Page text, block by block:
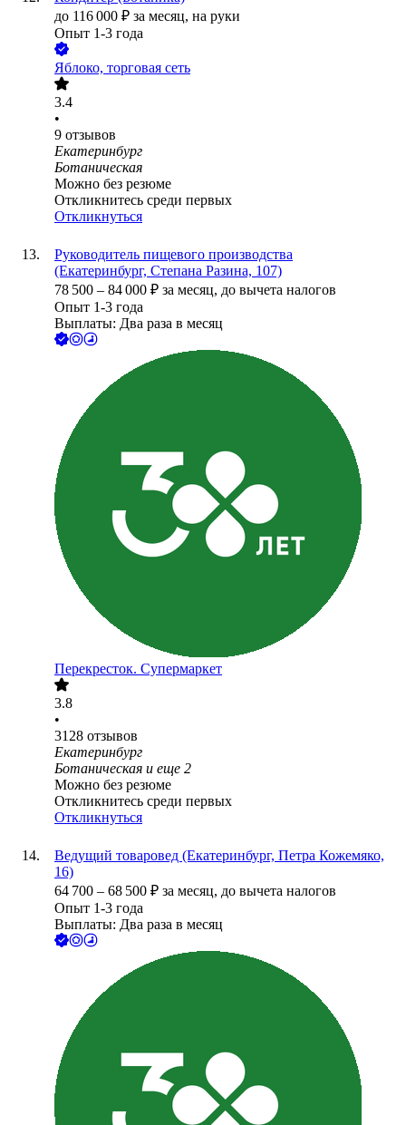
до 116 000 ₽ за месяц, на руки
Опыт 1-3 года
Яблоко, торговая сеть
3.4
•
9 отзывов
Екатеринбург
Ботаническая
Можно без резюме
Откликнитесь среди первых
Откликнуться
Руководитель пищевого производства
(Екатеринбург, Степана Разина, 107)
78 500 – 84 000 ₽ за месяц, до вычета налогов
Опыт 1-3 года
Выплаты: Два раза в месяц
Перекресток. Супермаркет
3.8
•
3128 отзывов
Екатеринбург
Ботаническая и еще 2
Можно без резюме
Откликнитесь среди первых
Откликнуться
Ведущий товаровед (Екатеринбург, Петра Кожемяко,
16)
64 700 – 68 500 ₽ за месяц, до вычета налогов
Опыт 1-3 года
Выплаты: Два раза в месяц